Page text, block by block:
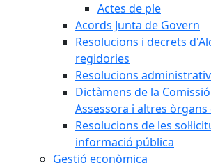
Actes de ple
Acords Junta de Govern
Resolucions i decrets
regidories
Resolucions
Dictàmens de la
Assessora i altres
Resolucions de les
informació pública
Gestió econòmica